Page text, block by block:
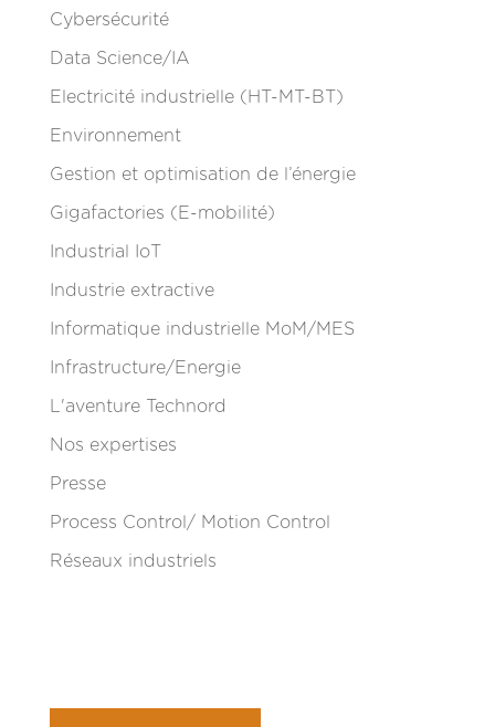
Cybersécurité
Data Science/IA
Electricité industrielle (HT-MT-BT)
Environnement
Gestion et optimisation de l’énergie
Gigafactories (E-mobilité)
Industrial IoT
Industrie extractive
Informatique industrielle MoM/MES
Infrastructure/Energie
L'aventure Technord
Nos expertises
Presse
Process Control/ Motion Control
Réseaux industriels